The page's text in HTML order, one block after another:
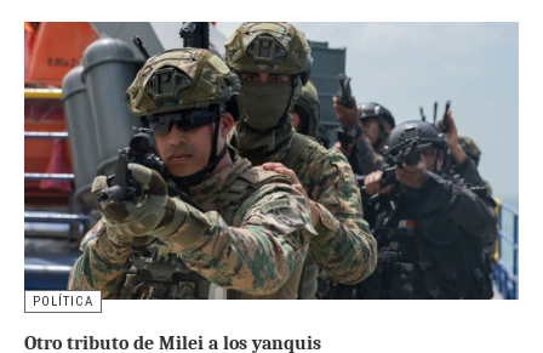
POLÍTICA
Otro tributo de Milei a los yanquis